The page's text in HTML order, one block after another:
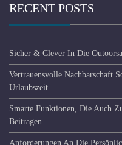
RECENT POSTS
Sicher & Clever In Die
Vertrauensvolle Nachbarschaft
Urlaubszeit
Smarte Funktionen, Die Auch
Beitragen.
Anforderungen An Die